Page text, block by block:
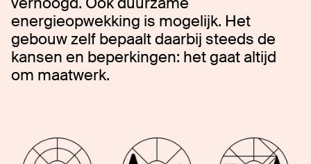
energieopwekking is mogelijk. Het
gebouw zelf bepaalt daarbij steeds de
kansen en beperkingen: het gaat altijd
om maatwerk.